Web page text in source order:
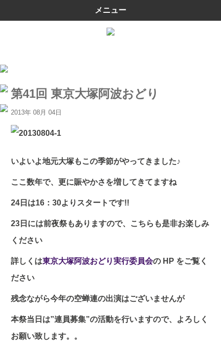
メニュー
第41回 東京大塚阿波おどり
2013年 08月 04日
いよいよ地元大塚もこの季節がやってきました♪
ここ数年で、更に賑やかさを増してきてますね
24日は16：30よりスタートです!!
23日には前夜祭もありますので、こちらも是非お楽しみ
ください
詳しくは東京大塚阿波おどり実行委員会の HP をご覧く
ださい
残念ながら今年の空蝉連の出演はございませんが
本祭当日は”連員募集”の活動を行いますので、よろしく
お願い致します。。